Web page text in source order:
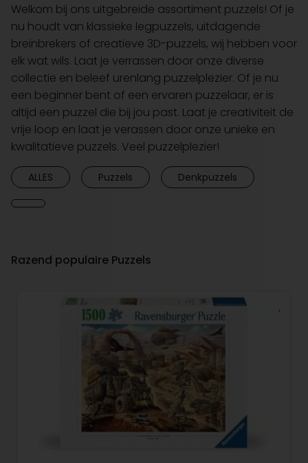
Welkom bij ons uitgebreide assortiment puzzels! Of je
nu houdt van klassieke legpuzzels, uitdagende
breinbrekers of creatieve 3D-puzzels, wij hebben voor
elk wat wils. Laat je verrassen door onze diverse
collectie en beleef urenlang puzzelplezier. Of je nu
een beginner bent of een ervaren puzzelaar, er is
altijd een puzzel die bij jou past. Laat je creativiteit de
vrije loop en laat je verassen door onze unieke en
kwalitatieve puzzels. Veel puzzelplezier!
ALLES Puzzels Denkpuzzels
Razend populaire Puzzels